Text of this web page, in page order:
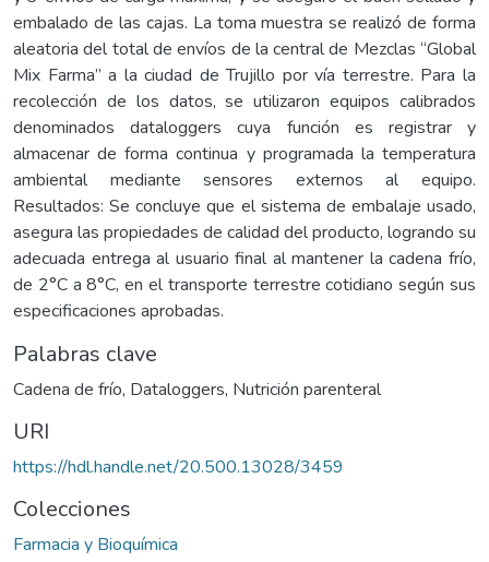
embalado de las cajas. La toma muestra se realizó de forma
aleatoria del total de envíos de la central de Mezclas “Global
Mix Farma” a la ciudad de Trujillo por vía terrestre. Para la
recolección de los datos, se utilizaron equipos calibrados
denominados dataloggers cuya función es registrar y
almacenar de forma continua y programada la temperatura
ambiental mediante sensores externos al equipo.
Resultados: Se concluye que el sistema de embalaje usado,
asegura las propiedades de calidad del producto, logrando su
adecuada entrega al usuario final al mantener la cadena frío,
de 2°C a 8°C, en el transporte terrestre cotidiano según sus
especificaciones aprobadas.
Palabras clave
Cadena de frío, Dataloggers, Nutrición parenteral
URI
https://hdl.handle.net/20.500.13028/3459
Colecciones
Farmacia y Bioquímica